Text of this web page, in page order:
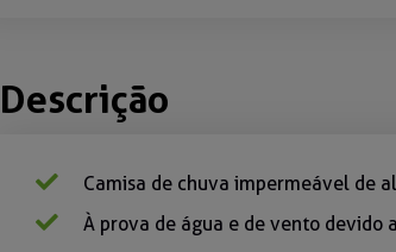
Descrição
Camisa de chuva impermeável de
À prova de água e de vento devido